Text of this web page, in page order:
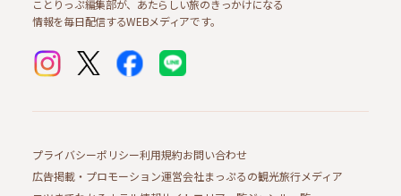
ことりっぷ編集部が、あたらしい旅のきっかけになる
情報を毎日配信するWEBメディアです。
プライバシーポリシー利用規約お問い合わせ
広告掲載・プロモーション運営会社まっぷるの観光旅行メディア